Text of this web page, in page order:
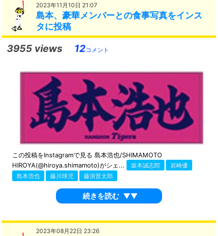
2023年11月10日 21:07
島本、豪華メンバーとの食事写真をインス
タに投稿
3955 views 12コメント
この投稿をInstagramで見る 島本浩也/SHIMAMOTO
HIROYA(@hiroya.shimamoto)がシェ...
坂本誠志郎
岩崎優
島本浩也
藤川球児 藤浪晋太郎
続きを読む ▼▼
2023年08月22日 23:26